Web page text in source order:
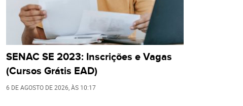
SENAC SE 2023: Inscrições e Vagas
(Cursos Grátis EAD)
6 DE AGOSTO DE 2026 , ÀS 10:17